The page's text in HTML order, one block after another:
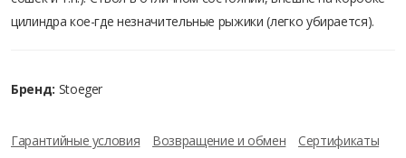
цилиндра кое-где незначительные рыжики (легко убирается).
Бренд: Stoeger
Гарантийные условия Возвращение и обмен
Сертификаты